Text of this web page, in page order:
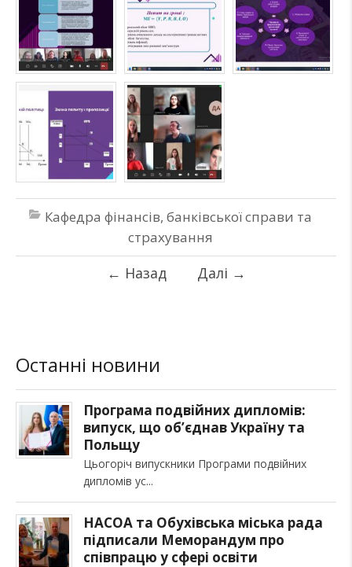
Кафедра фінансів, банківської справи та
страхування
← Назад Далі →
Останні новини
Програма подвійних дипломів:
випуск, що об’єднав Україну та
Польщу
Цьогоріч випускники Програми подвійних
дипломів ус
НАСОА та Обухівська міська рада
підписали Меморандум про
співпрацю у сфері освіти